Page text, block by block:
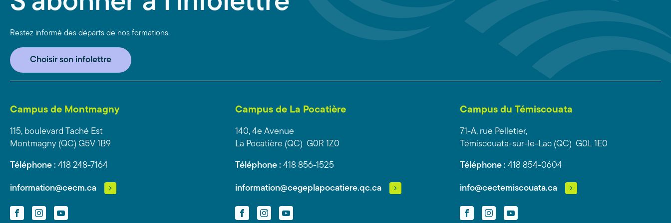
Restez informé des départs de nos formations.
Choisir son infolettre
Campus de Montmagny
115, boulevard Taché Est
Montmagny (QC) G5V 1B9
Téléphone : 418 248-7164
information@cecm.ca
FacebookInstagramYouTube
Campus de La Pocatière
140, 4e Avenue
La Pocatière (QC) G0R 1Z0
Téléphone : 418 856-1525
information@cegeplapocatiere.qc.ca
FacebookInstagramYouTube
Campus du Témiscouata
71-A, rue Pelletier,
Témiscouata-sur-le-Lac (QC) G0L 1E0
Téléphone : 418 854-0604
info@cectemiscouata.ca
FacebookInstagramYouTube